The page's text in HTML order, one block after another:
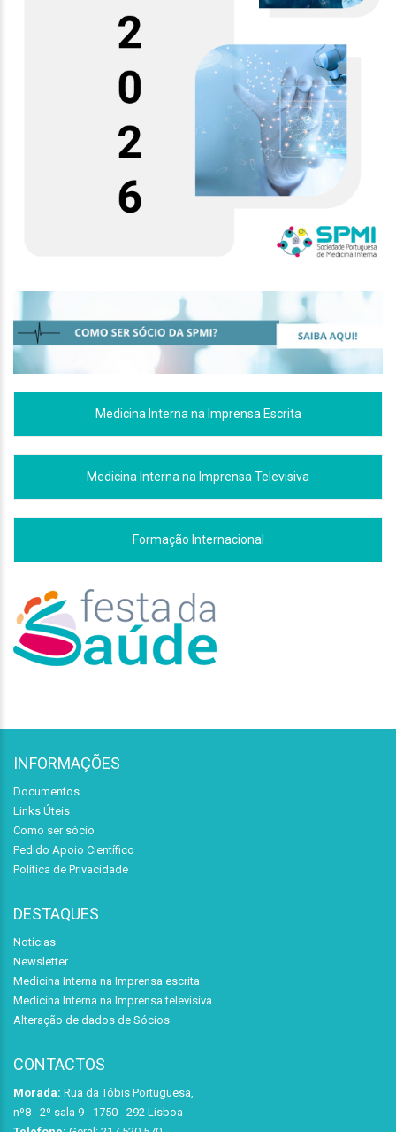
Medicina Interna na Imprensa Escrita
Medicina Interna na Imprensa Televisiva
Formação Internacional
INFORMAÇÕES
Documentos
Links Úteis
Como ser sócio
Pedido Apoio Científico
Política de Privacidade
DESTAQUES
Notícias
Newsletter
Medicina Interna na Imprensa escrita
Medicina Interna na Imprensa televisiva
Alteração de dados de Sócios
CONTACTOS
Morada: Rua da Tóbis Portuguesa,
nº8 - 2º sala 9 - 1750 - 292 Lisboa